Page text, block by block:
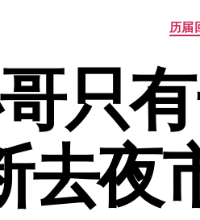
历届
只
去夜